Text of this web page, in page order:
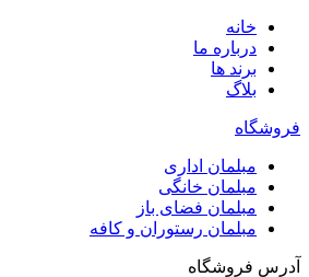
ما
اداری
خانگی
فضای باز
رستوران و کافه